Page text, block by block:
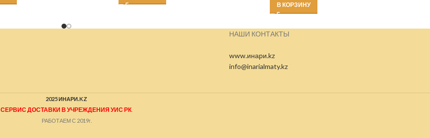
В КОРЗИНУ
НАШИ КОНТАКТЫ
www.инари.kz
info@inarialmaty.kz
2025 ИНАРИ.KZ
СЕРВИС ДОСТАВКИ В УЧРЕЖДЕНИЯ УИС РК
РАБОТАЕМ С 2019г.